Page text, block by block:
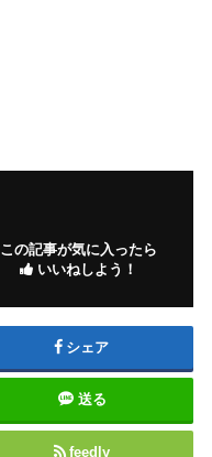
この記事が気に入ったら
いいねしよう！
シェア
送る
feedly